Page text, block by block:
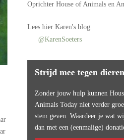
OprichterHouse of Animals en
Leeshier Karen's blog
@KarenSoeters
Strijd mee tegen
Zonder jouw hulp kunnen
Animals Today niet verder
stem geven. Waardeer je wat
dan met een (eenmalige)